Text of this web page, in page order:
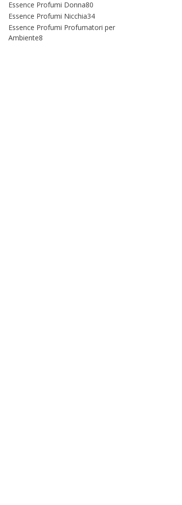
Essence Profumi Donna8080
prodotti
Essence Profumi Nicchia3434
prodotti
Essence Profumi Profumatori per
Ambiente88